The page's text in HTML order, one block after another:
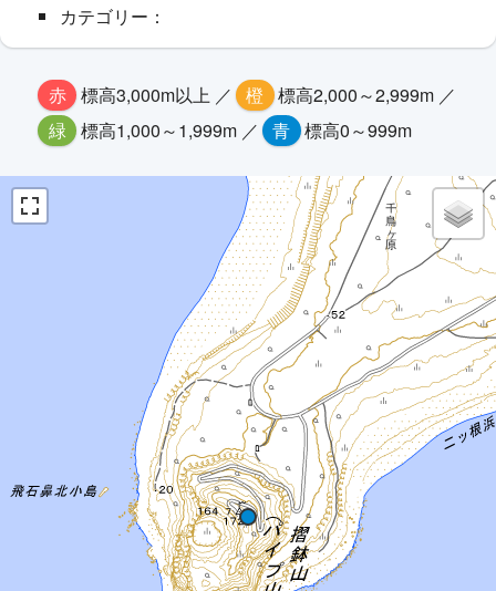
カテゴリー：
赤 標高3,000m以上 ／ 橙
標高2,000～2,999m ／
緑 標高1,000～1,999m ／ 青 標高0～999m